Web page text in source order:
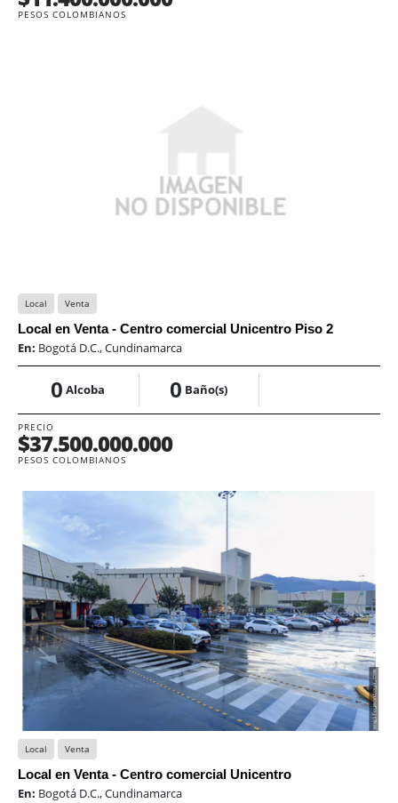
PESOS COLOMBIANOS
Local Venta
Local en Venta - Centro comercial Unicentro Piso 2
En: Bogotá D.C., Cundinamarca
0 Alcoba 0 Baño(s)
PRECIO
$37.500.000.000
PESOS COLOMBIANOS
Local Venta
Local en Venta - Centro comercial Unicentro
En: Bogotá D.C., Cundinamarca